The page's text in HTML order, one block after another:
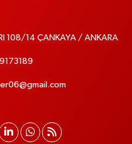
108/14 ÇANKAYA / ANKARA